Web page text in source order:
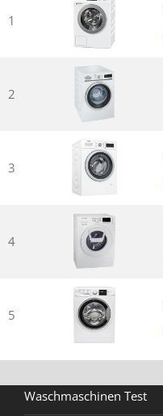
1
2
3
4
5
Waschmaschinen Test